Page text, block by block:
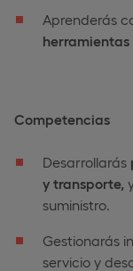
Aprenderás
herramientas
Competencias
Desarrollarás
y transporte,
suministro.
Gestionarás
servicio y